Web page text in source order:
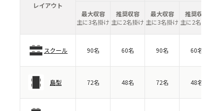
レイアウト
最大収容
主に3名掛け
推奨収容
主に2名掛け
最大収容
主に3名掛け
推奨収容
主に2名掛け
スクール 90名 60名 90名 60名
島型 72名 48名 72名 48名